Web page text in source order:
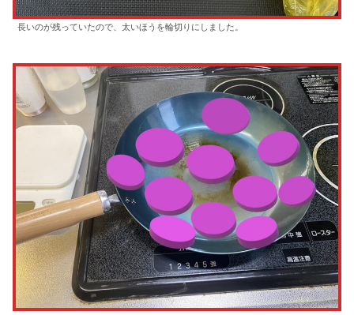
長いのが残っていたので、太いほうを輪切りにしました。